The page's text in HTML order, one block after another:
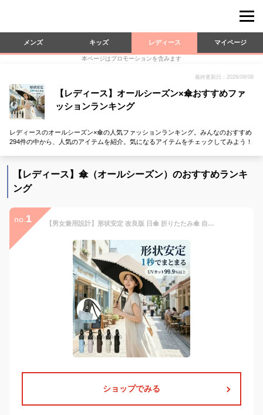
メンズ キッズ レディース マイページ
本ページはプロモーションを含みます
最終更新日：2026/08/08
【レディース】オールシーズン×傘おすすめファ
ッションランキング
レディースのオールシーズン×傘の人気ファッションランキング。みんなのおすすめ
294件の中から、人気のアイテムを紹介。気になるアイテムをチェックしてみよう！
【レディース】傘（オールシーズン）のおすすめランキ
ング
no. 1 【男女兼用設計】形状安定 改良版 日傘 折りたたみ傘 自動開閉 完全遮光100% 遮蔽率 JIS認証 超軽量 197g 晴雨兼用 傘 撥水 遮熱 折り畳み傘 uvカット 紫外線対策 メンズ レディース 子供 6本骨 コンパクト 頑丈 丈夫 おしゃれ 母の日 花粉対策 ケース付 おりたたみ傘
ショップでみる